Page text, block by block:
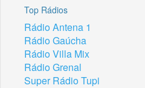
Top Rádios
Rádio Antena 1
Rádio Gaúcha
Rádio Villa Mix
Rádio Grenal
Super Rádio Tupi